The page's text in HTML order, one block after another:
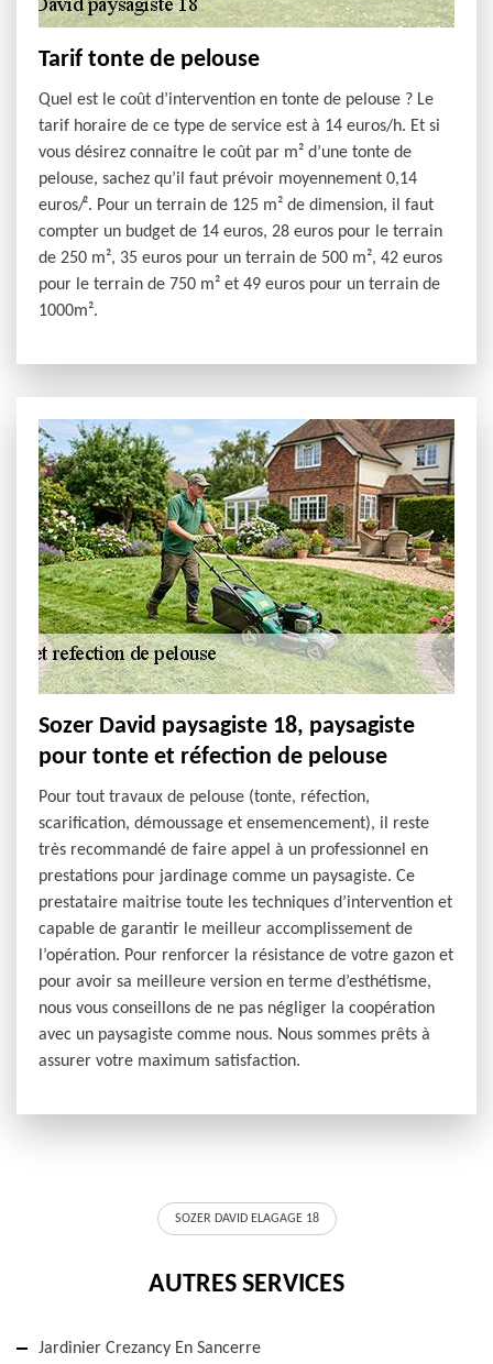
Tarif tonte de pelouse
Quel est le coût d’intervention en tonte de pelouse ? Le
tarif horaire de ce type de service est à 14 euros/h. Et si
vous désirez connaitre le coût par m² d’une tonte de
pelouse, sachez qu’il faut prévoir moyennement 0,14
euros/². Pour un terrain de 125 m² de dimension, il faut
compter un budget de 14 euros, 28 euros pour le terrain
de 250 m², 35 euros pour un terrain de 500 m², 42 euros
pour le terrain de 750 m² et 49 euros pour un terrain de
1000m².
Sozer David paysagiste 18, paysagiste
pour tonte et réfection de pelouse
Pour tout travaux de pelouse (tonte, réfection,
scarification, démoussage et ensemencement), il reste
très recommandé de faire appel à un professionnel en
prestations pour jardinage comme un paysagiste. Ce
prestataire maitrise toute les techniques d’intervention et
capable de garantir le meilleur accomplissement de
l’opération. Pour renforcer la résistance de votre gazon et
pour avoir sa meilleure version en terme d’esthétisme,
nous vous conseillons de ne pas négliger la coopération
avec un paysagiste comme nous. Nous sommes prêts à
assurer votre maximum satisfaction.
SOZER DAVID ELAGAGE 18
AUTRES SERVICES
Jardinier Crezancy En Sancerre